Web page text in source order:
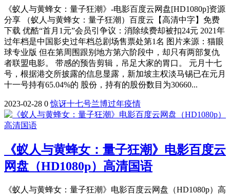
《蚁人与黄蜂女：量子狂潮》-电影百度云网盘[HD1080p]资源
分享 （蚁人与黄蜂女：量子狂潮）百度云【高清中字】免费
下载 优酷“首月1元”会员引争议：消除续费却被扣24元 2021年
过年档是中国影史过年档总剧场售票处第1名 图片来源：猫眼
球专业版 但在第周围跟别地方第六阶段中，却只有两部复仇
者联盟电影。 带感的预告剪辑，吊足大家的胃口。 元月十七
号，根据港交所披露的信息显露，新加坡主权淡马锡已在元月
十一号持有65.04%的 股份，持有的股份数目为30660...
2023-02-28 0 惊讶十七号兰博过年疫情
《蚁人与黄蜂女：量子狂潮》电影百度云
网盘（HD1080p）高清国语
《蚁人与黄蜂女：量子狂潮》电影百度云网盘（HD1080p）高